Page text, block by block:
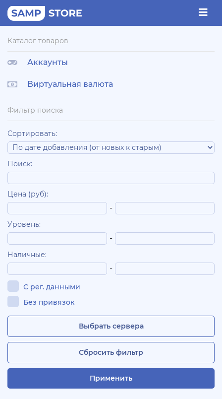
Каталог товаров
Аккаунты
Виртуальная валюта
Фильтр поиска
Сортировать:
Поиск:
Цена (руб):
-
Уровень:
-
Наличные:
-
С рег. данными
Без привязок
Выбрать сервера
Сбросить фильтр
Применить